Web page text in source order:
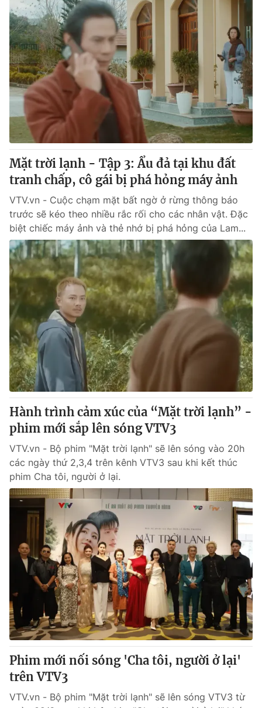
Mặt trời lạnh - Tập 3: Ẩu đả tại khu đất
tranh chấp, cô gái bị phá hỏng máy ảnh
VTV.vn - Cuộc chạm mặt bất ngờ ở rừng thông báo
trước sẽ kéo theo nhiều rắc rối cho các nhân vật. Đặc
biệt chiếc máy ảnh và thẻ nhớ bị phá hỏng của Lam...
Hành trình cảm xúc của “Mặt trời lạnh” -
phim mới sắp lên sóng VTV3
VTV.vn - Bộ phim "Mặt trời lạnh" sẽ lên sóng vào 20h
các ngày thứ 2,3,4 trên kênh VTV3 sau khi kết thúc
phim Cha tôi, người ở lại.
Phim mới nối sóng 'Cha tôi, người ở lại'
trên VTV3
VTV.vn - Bộ phim "Mặt trời lạnh" sẽ lên sóng VTV3 từ